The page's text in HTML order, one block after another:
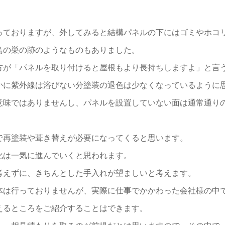
おりますが、外してみると結構パネルの下にはゴミやホコ
巣の跡のようなものもありました。
「パネルを取り付けると屋根もより長持ちしますよ」と言
紫外線は浴びない分塗装の退色は少なくなっているように
ではありませんし、パネルを設置していない面は通常通り
塗装や葺き替えが必要になってくると思います。
一気に進んでいくと思われます。
ずに、きちんとした手入れが望ましいと考えます。
行っておりませんが、実際に仕事でかかわった会社様の中
ところをご紹介することはできます。